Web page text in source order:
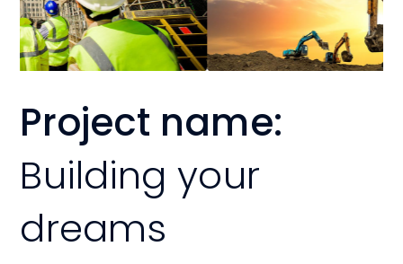
Project name:
Building your
dreams